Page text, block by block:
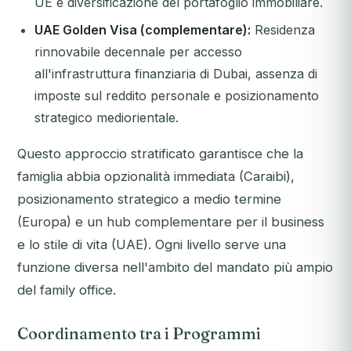
UAE Golden Visa (complementare): Residenza
rinnovabile decennale per accesso
all'infrastruttura finanziaria di Dubai, assenza di
imposte sul reddito personale e posizionamento
strategico mediorientale.
Questo approccio stratificato garantisce che la
famiglia abbia opzionalità immediata (Caraibi),
posizionamento strategico a medio termine
(Europa) e un hub complementare per il business
e lo stile di vita (UAE). Ogni livello serve una
funzione diversa nell'ambito del mandato più ampio
del family office.
Coordinamento tra i Programmi